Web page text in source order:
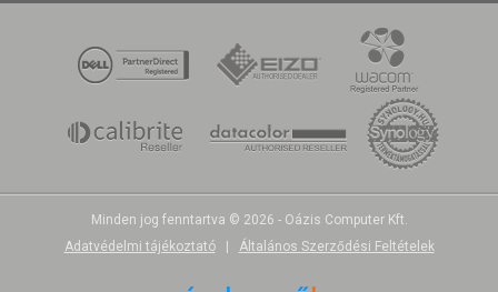
Minden jog fenntartva © 2026 - Oázis Computer Kft.
Adatvédelmi tájékoztató
Általános Szerződési Feltételek